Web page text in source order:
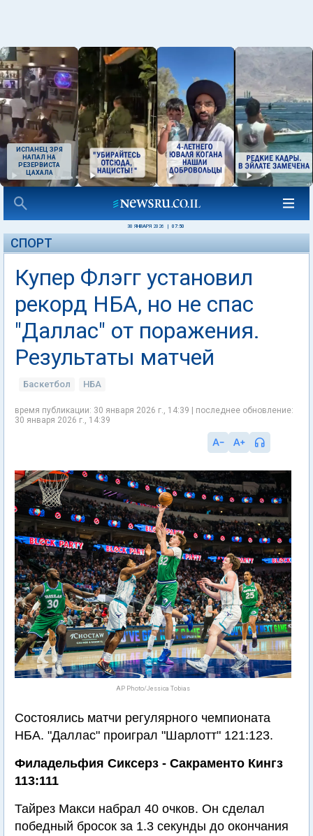
ИСПАНЕЦ ЗРЯ
НАПАЛ НА
РЕЗЕРВИСТА
ЦАХАЛА
30 ЯНВАРЯ 2026 07:50
СПОРТ
Купер Флэгг установил
рекорд НБА, но не спас
"Даллас" от поражения.
Результаты матчей
Баскетбол НБА
время публикации: 30 января 2026 г., 14:39 | последнее обновление:
30 января 2026 г., 14:39
AP Photo/Jessica Tobias
Состоялись матчи регулярного чемпионата
НБА. "Даллас" проиграл "Шарлотт" 121:123.
Филадельфия Сиксерз - Сакраменто Кингз
113:111
Тайрез Макси набрал 40 очков. Он сделал
победный бросок за 1.3 секунды до окончания